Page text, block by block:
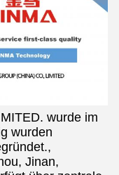
wurde im
wurden
Jinan,